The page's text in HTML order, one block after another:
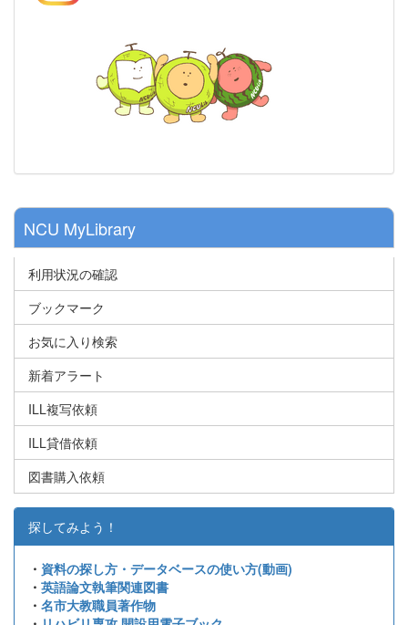
NCU MyLibrary
利用状況の確認
ブックマーク
お気に入り検索
新着アラート
ILL複写依頼
ILL貸借依頼
図書購入依頼
探してみよう！
・ 資料の探し方・データベースの使い方(動画)
・ 英語論文執筆関連図書
・ 名市大教職員著作物